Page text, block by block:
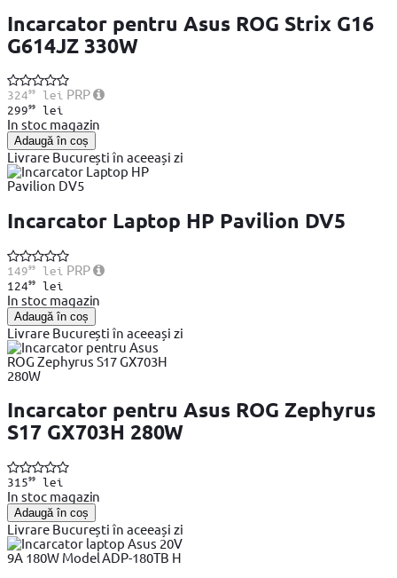
Incarcator pentru Asus ROG Strix G16
G614JZ 330W
32499lei PRP
29999lei
In stoc magazin
Adaugă în coș
Livrare București în aceeași zi
Incarcator Laptop HP Pavilion DV5
14999lei PRP
12499lei
In stoc magazin
Adaugă în coș
Livrare București în aceeași zi
Incarcator pentru Asus ROG Zephyrus
S17 GX703H 280W
31599lei
In stoc magazin
Adaugă în coș
Livrare București în aceeași zi